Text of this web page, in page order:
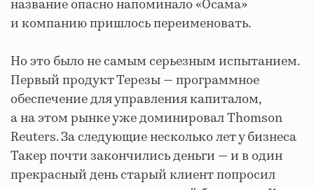
название опасно напоминало «Осама»
и компанию пришлось переименовать.
Но это было не самым серьезным испытанием.
Первый продукт Терезы — программное
обеспечение для управления капиталом,
а на этом рынке уже доминировал Thomson
Reuters. За следующие несколько лет у бизнеса
Такер почти закончились деньги — и в один
прекрасный день старый клиент попросил